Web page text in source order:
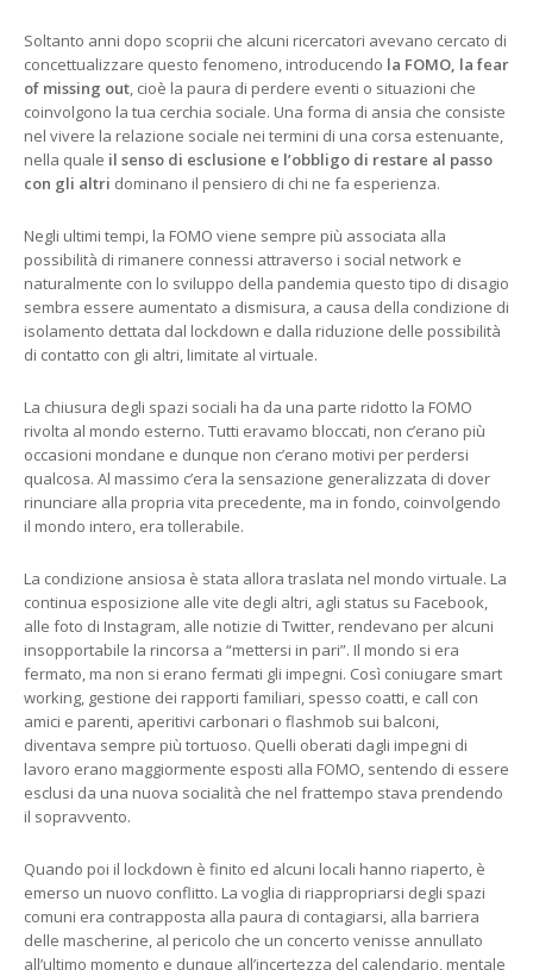
Soltanto anni dopo scoprii che alcuni ricercatori avevano cercato di
concettualizzare questo fenomeno, introducendo la FOMO, la fear
of missing out, cioè la paura di perdere eventi o situazioni che
coinvolgono la tua cerchia sociale. Una forma di ansia che consiste
nel vivere la relazione sociale nei termini di una corsa estenuante,
nella quale il senso di esclusione e l’obbligo di restare al passo
con gli altri dominano il pensiero di chi ne fa esperienza.
Negli ultimi tempi, la FOMO viene sempre più associata alla
possibilità di rimanere connessi attraverso i social network e
naturalmente con lo sviluppo della pandemia questo tipo di disagio
sembra essere aumentato a dismisura, a causa della condizione di
isolamento dettata dal lockdown e dalla riduzione delle possibilità
di contatto con gli altri, limitate al virtuale.
La chiusura degli spazi sociali ha da una parte ridotto la FOMO
rivolta al mondo esterno. Tutti eravamo bloccati, non c’erano più
occasioni mondane e dunque non c’erano motivi per perdersi
qualcosa. Al massimo c’era la sensazione generalizzata di dover
rinunciare alla propria vita precedente, ma in fondo, coinvolgendo
il mondo intero, era tollerabile.
La condizione ansiosa è stata allora traslata nel mondo virtuale. La
continua esposizione alle vite degli altri, agli status su Facebook,
alle foto di Instagram, alle notizie di Twitter, rendevano per alcuni
insopportabile la rincorsa a “mettersi in pari”. Il mondo si era
fermato, ma non si erano fermati gli impegni. Così coniugare smart
working, gestione dei rapporti familiari, spesso coatti, e call con
amici e parenti, aperitivi carbonari o flashmob sui balconi,
diventava sempre più tortuoso. Quelli oberati dagli impegni di
lavoro erano maggiormente esposti alla FOMO, sentendo di essere
esclusi da una nuova socialità che nel frattempo stava prendendo
il sopravvento.
Quando poi il lockdown è finito ed alcuni locali hanno riaperto, è
emerso un nuovo conflitto. La voglia di riappropriarsi degli spazi
comuni era contrapposta alla paura di contagiarsi, alla barriera
delle mascherine, al pericolo che un concerto venisse annullato
all’ultimo momento e dunque all’incertezza del calendario, mentale